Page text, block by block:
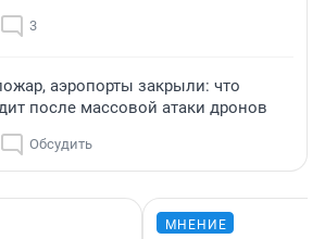
3
аэропорты закрыли: что
после массовой атаки дронов
Обсудить
МНЕНИЕ